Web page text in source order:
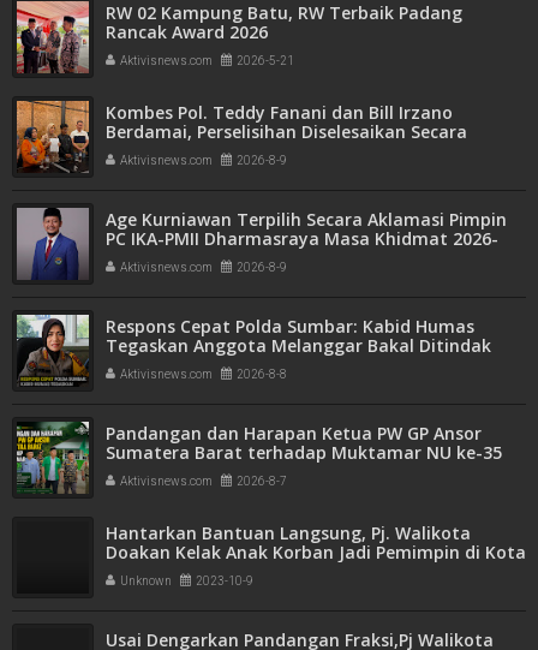
RW 02 Kampung Batu, RW Terbaik Padang
Rancak Award 2026
Aktivisnews.com 2026-5-21
Kombes Pol. Teddy Fanani dan Bill Irzano
Berdamai, Perselisihan Diselesaikan Secara
Kekeluargaan
Aktivisnews.com 2026-8-9
Age Kurniawan Terpilih Secara Aklamasi Pimpin
PC IKA-PMII Dharmasraya Masa Khidmat 2026-
2031
Aktivisnews.com 2026-8-9
Respons Cepat Polda Sumbar: Kabid Humas
Tegaskan Anggota Melanggar Bakal Ditindak
Tegas
Aktivisnews.com 2026-8-8
Pandangan dan Harapan Ketua PW GP Ansor
Sumatera Barat terhadap Muktamar NU ke-35
Aktivisnews.com 2026-8-7
Hantarkan Bantuan Langsung, Pj. Walikota
Doakan Kelak Anak Korban Jadi Pemimpin di Kota
Payakumbuh
Unknown 2023-10-9
Usai Dengarkan Pandangan Fraksi,Pj Walikota